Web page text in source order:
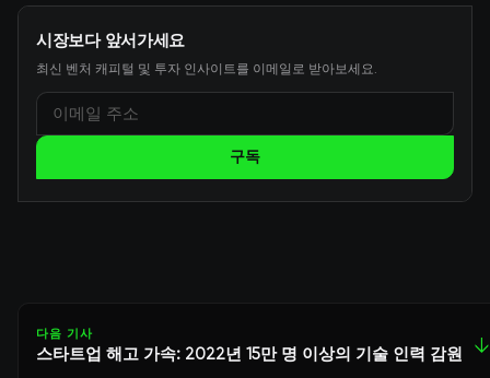
시장보다 앞서가세요
최신 벤처 캐피털 및 투자 인사이트를 이메일로 받아보세요.
구독
다음 기사
스타트업 해고 가속: 2022년 15만 명 이상의 기술 인력 감원 ↓